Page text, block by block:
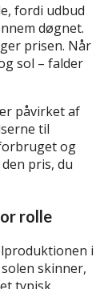
fordi udbud
døgnet.
prisen. Når
sol – falder
påvirket af
til
og
pris, du
rolle
i
skinner,